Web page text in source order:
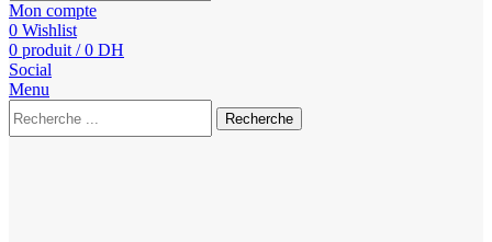
Mon compte
0 Wishlist
0 produit / 0 DH
Social
Menu
Recherche